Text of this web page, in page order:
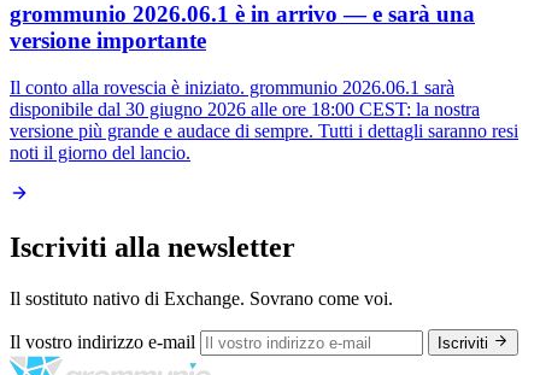
grommunio 2026.06.1 è in arrivo — e sarà una
versione importante
Il conto alla rovescia è iniziato. grommunio 2026.06.1 sarà
disponibile dal 30 giugno 2026 alle ore 18:00 CEST: la nostra
versione più grande e audace di sempre. Tutti i dettagli saranno resi
noti il giorno del lancio.
Iscriviti alla newsletter
Il sostituto nativo di Exchange. Sovrano come voi.
Il vostro indirizzo e-mail Iscriviti